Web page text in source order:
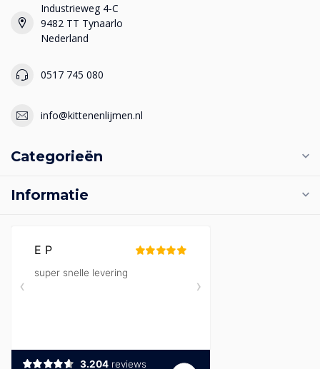
Industrieweg 4-C
9482 TT Tynaarlo
Nederland
0517 745 080
info@kittenenlijmen.nl
Categorieën
Informatie